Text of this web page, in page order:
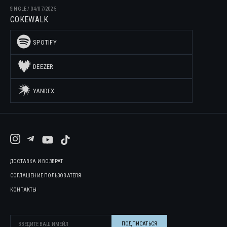
SINGLE/ 04/07/2025
COKEWALK
SPOTIFY
DEEZER
YANDEX
ДОСТАВКА И ВОЗВРАТ
СОГЛАШЕНИЕ ПОЛЬЗОВАТЕЛЯ
КОНТАКТЫ